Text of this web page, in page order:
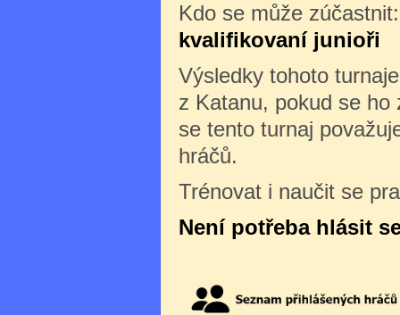
Kdo se může
kvalifikovaní junioři
Výsledky tohoto
z Katanu, pokud se
se tento turnaj
hráčů.
Trénovat i naučit se
Není potřeba hlásit